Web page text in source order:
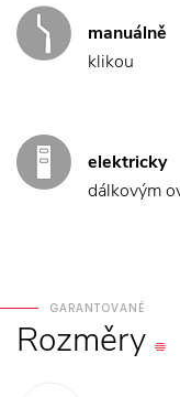
manuálně
klikou
elektricky
dálkovým
GARANTOVANÉ
Rozměry